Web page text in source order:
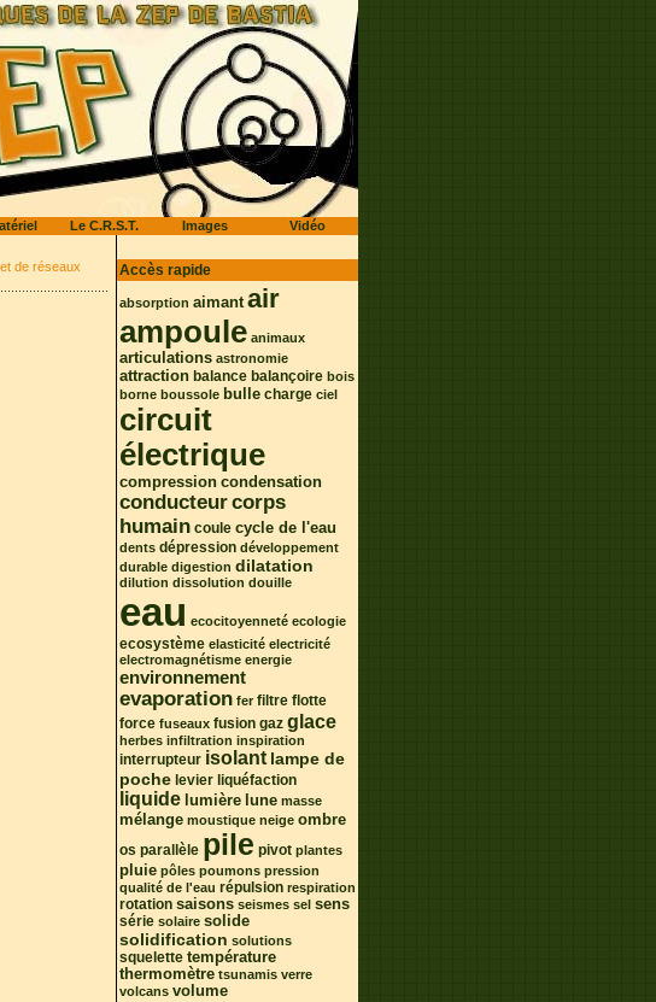
Le C.R.S.T. Images Vidéo
de réseaux
Accès rapide
absorption aimant air
ampoule animaux
articulations astronomie
attraction balance balançoire bois
borne boussole bulle charge ciel
circuit
électrique
compression condensation
conducteurcorps
humain coule cycle de l'eau
dents dépression développement
durable digestion dilatation
dilution dissolution douille
eau ecocitoyenneté ecologie
ecosystème elasticité electricité
electromagnétisme energie
environnement
evaporation fer filtre flotte
force fuseaux fusion gaz glace
herbes infiltration inspiration
interrupteur isolant lampe de
poche levier liquéfaction
liquide lumière lune masse
mélange moustique neige ombre
os parallèle pile pivot plantes
pluie pôles poumons pression
qualité de l'eau répulsion respiration
rotation saisons seismes sel sens
série solaire solide
solidification solutions
squelette température
thermomètre tsunamis verre
volcans volume